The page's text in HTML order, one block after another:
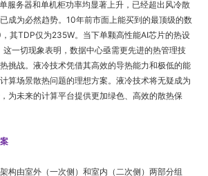
服务器和单机柜功率均显著上升，已经超出风冷散
成为必然趋势。10年前市面上能买到的最顶级的数
其TDP仅为235W。当下单颗高性能AI芯片的热设
一切现象表明，数据中心亟需更先进的热管理技
挑战。液冷技术凭借其高效的导热能力和极低的能
算场景散热问题的理想方案。液冷技术将无疑成为
为未来的计算平台提供更加绿色、高效的散热保
构由室外（一次侧）和室内（二次侧）两部分组